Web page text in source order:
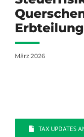
Erbteilung
März 2026
TAX UPDATES